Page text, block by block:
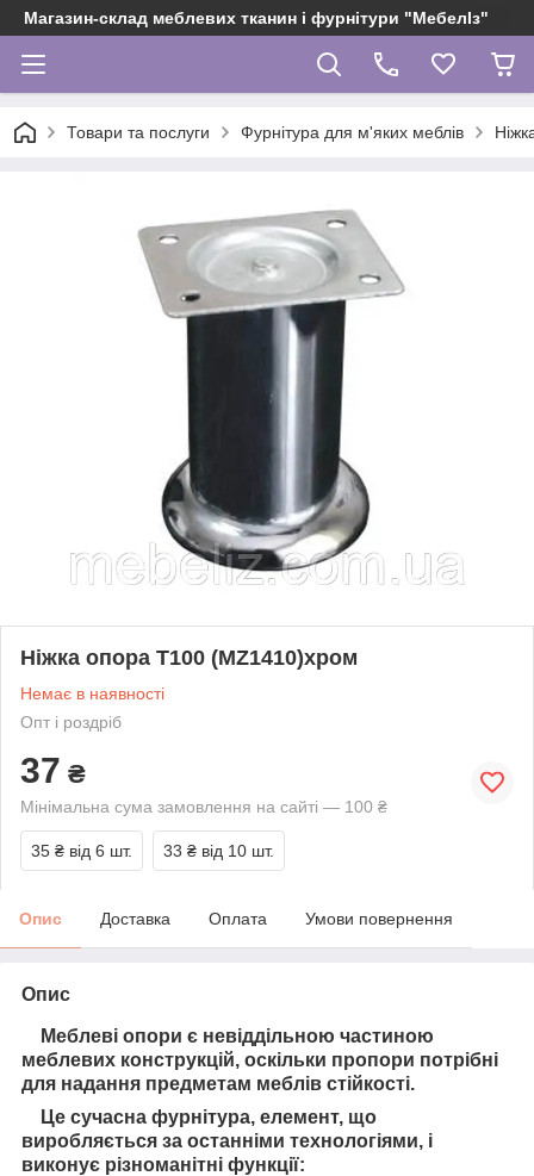
Магазин-склад меблевих тканин і фурнітури "МебелІз"
Товари та послуги Фурнітура для м'яких меблів
Ніжка опора T100 (MZ1410)хром
Немає в наявності
Опт і роздріб
37 ₴
Мінімальна сума замовлення на сайті — 100 ₴
35 ₴ від 6 шт. 33 ₴ від 10 шт.
Опис Доставка Оплата Умови повернення
Опис
Меблеві опори є невіддільною частиною
меблевих конструкцій, оскільки пропори потрібні
для надання предметам меблів стійкості.
Це сучасна фурнітура, елемент, що
виробляється за останніми технологіями, і
виконує різноманітні функції: